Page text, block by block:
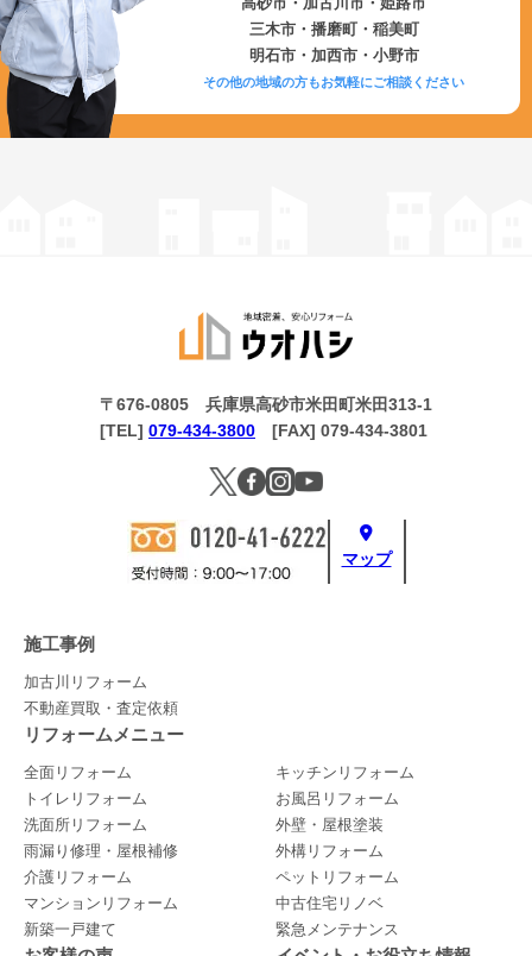
高砂市・加古川市・姫路市
三木市・播磨町・稲美町
明石市・加西市・小野市
その他の地域の方もお気軽にご相談ください
マップ
〒676-0805 兵庫県高砂市米田町米田313-1
[TEL] 079-434-3800 [FAX] 079-434-3801
施工事例
加古川リフォーム
不動産買取・査定依頼
リフォームメニュー
全面リフォーム
キッチンリフォーム
トイレリフォーム
お風呂リフォーム
洗面所リフォーム
外壁・屋根塗装
雨漏り修理・屋根補修
外構リフォーム
介護リフォーム
ペットリフォーム
マンションリフォーム
中古住宅リノベ
新築一戸建て
緊急メンテナンス